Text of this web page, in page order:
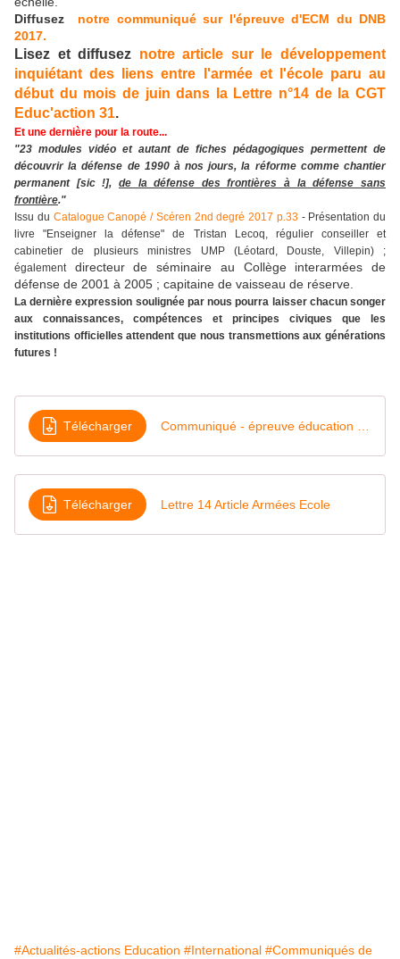
Diffusez notre communiqué sur l'épreuve d'ECM du DNB
2017.
Lisez et diffusez notre article sur le développement
inquiétant des liens entre l'armée et l'école paru au
début du mois de juin dans la Lettre n°14 de la CGT
Educ'action 31.
Et une dernière pour la route...
"23 modules vidéo et autant de fiches pédagogiques permettent de
découvrir la défense de 1990 à nos jours, la réforme comme chantier
permanent [sic !], de la défense des frontières à la défense sans
frontière."
Issu du Catalogue Canopé / Scéren 2nd degré 2017 p.33- Présentation du
livre "Enseigner la défense" de Tristan Lecoq, régulier conseiller et
cabinetier de plusieurs ministres UMP (Léotard, Douste, Villepin) ;
également directeur de séminaire au Collège interarmées de
défense de 2001 à 2005 ; capitaine de vaisseau de réserve.
La dernière expression soulignée par nous pourra laisser chacun songer
aux connaissances, compétences et principes civiques que les
institutions officielles attendent que nous transmettions aux générations
futures !
Télécharger
Télécharger Lettre 14 Article Armées Ecole
#Actualités-actions Education #International #Communiqués de